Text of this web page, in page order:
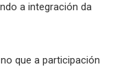
a integración da
que a participación